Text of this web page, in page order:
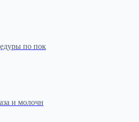
по пок
и молочн